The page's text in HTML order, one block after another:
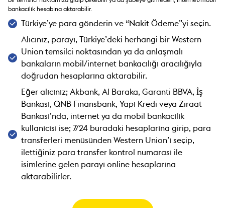
bankacılık hesabına aktarabilir.
Türkiye’ye para gönderin ve “Nakit Ödeme”yi seçin.
Alıcınız, parayı, Türkiye’deki herhangi bir Western
Union temsilci noktasından ya da anlaşmalı
bankaların mobil/internet bankacılığı aracılığıyla
doğrudan hesaplarına aktarabilir.
Eğer alıcınız; Akbank, Al Baraka, Garanti BBVA, İş
Bankası, QNB Finansbank, Yapı Kredi veya Ziraat
Bankası’nda, internet ya da mobil bankacılık
kullanıcısı ise; 7/24 buradaki hesaplarına girip, para
transferleri menüsünden Western Union’ı seçip,
ilettiğiniz para transfer kontrol numarası ile
isimlerine gelen parayı online hesaplarına
aktarabilirler.